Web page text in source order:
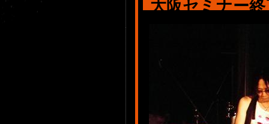
大阪セミナー終